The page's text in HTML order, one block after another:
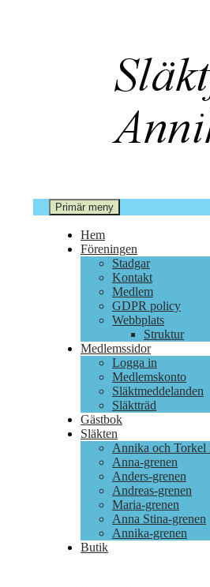
Annika och
Sök Primär meny
Hem
Föreningen
Stadgar
Kontakt
Medlem
GDPR policy
Webbplats
Struktur
Medlemssidor
Logga in
Medlemskonto
Släktmeddelanden
Släktträd
Gästbok
Släkten
Annika och Torkel
Anna-grenen
Anders-grenen
Andreas-grenen
Maria-grenen
Anna Stina-grenen
Annika-grenen
Butik